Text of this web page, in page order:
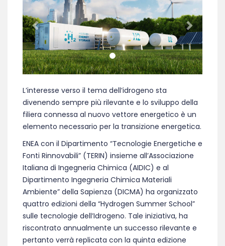
L’interesse verso il tema dell’idrogeno sta
divenendo sempre più rilevante e lo sviluppo della
filiera connessa al nuovo vettore energetico è un
elemento necessario per la transizione energetica.
ENEA con il Dipartimento “Tecnologie Energetiche e
Fonti Rinnovabili” (TERIN) insieme all’Associazione
Italiana di Ingegneria Chimica (AIDIC) e al
Dipartimento Ingegneria Chimica Materiali
Ambiente” della Sapienza (DICMA) ha organizzato
quattro edizioni della “Hydrogen Summer School”
sulle tecnologie dell’Idrogeno. Tale iniziativa, ha
riscontrato annualmente un successo rilevante e
pertanto verrà replicata con la quinta edizione